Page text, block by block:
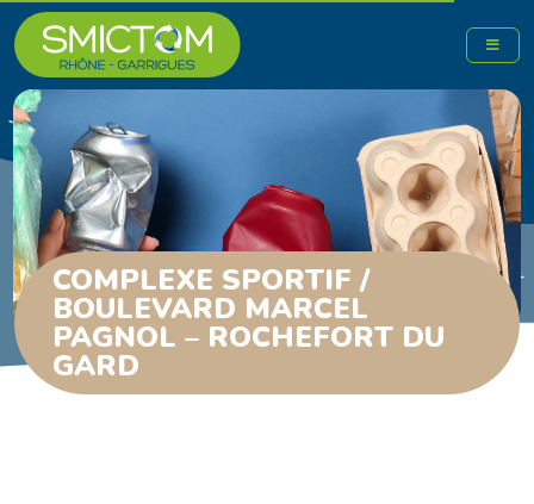
COMPLEXE SPORTIF /
BOULEVARD MARCEL
PAGNOL – ROCHEFORT DU
GARD